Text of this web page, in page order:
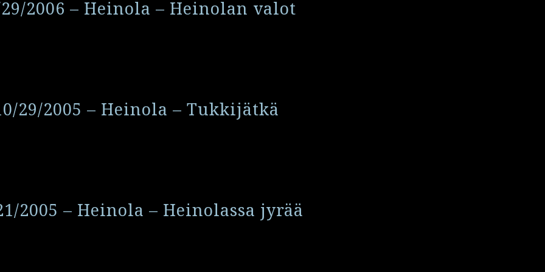
2006 – Heinola – Heinolan valot
29/2005 – Heinola – Tukkijätkä
2005 – Heinola – Heinolassa jyrää